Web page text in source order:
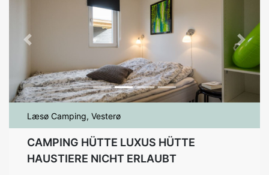
Previous Next
Læsø Camping, Vesterø
CAMPING HÜTTE LUXUS HÜTTE
HAUSTIERE NICHT ERLAUBT